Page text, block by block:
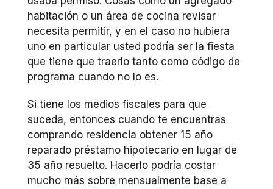
habitación o un área de cocina revisar
necesita permitir, y en el caso no hubiera
uno en particular usted podría ser la fiesta
que tiene que traerlo tanto como código de
programa cuando no lo es.
Si tiene los medios fiscales para que
suceda, entonces cuando te encuentras
comprando residencia obtener 15 año
reparado préstamo hipotecario en lugar de
35 año resuelto. Hacerlo podría costar
mucho más sobre mensualmente base a